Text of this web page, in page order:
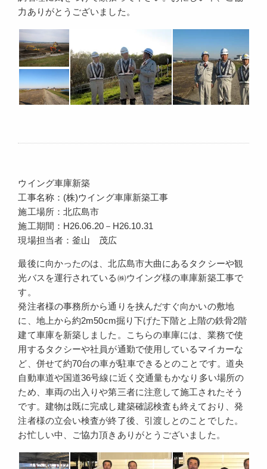
力ありがとうございました。
ウイング車庫新築
工事名称：(株)ウイング車庫新築工事
施工場所：北広島市
施工期間：H26.06.20－H26.10.31
現場担当者：釜山 茂広
最後に向かったのは、北広島市大曲にあるタクシーや観
光バスを運行されている㈱ウイング様の車庫新築工事で
す。
発注者様の事務所から通りを挟んだすぐ向かいの敷地
に、地上から約2m50cm掘り下げた下階と上階の鉄骨2階
建て車庫を新築しました。こちらの車庫には、業務で使
用するタクシーや社員が通勤で使用しているマイカーな
ど、併せて約70台の車が駐車できるとのことです。道央
自動車道や国道36号線に近く交通量もかなり多い場所の
ため、車両の出入りや第三者に注意して施工されたそう
です。建物は既に完成し建築確認検査も終えており、発
注者様の立会い検査が終了後、引渡しとのことでした。
お忙しい中、ご協力頂きありがとうございました。